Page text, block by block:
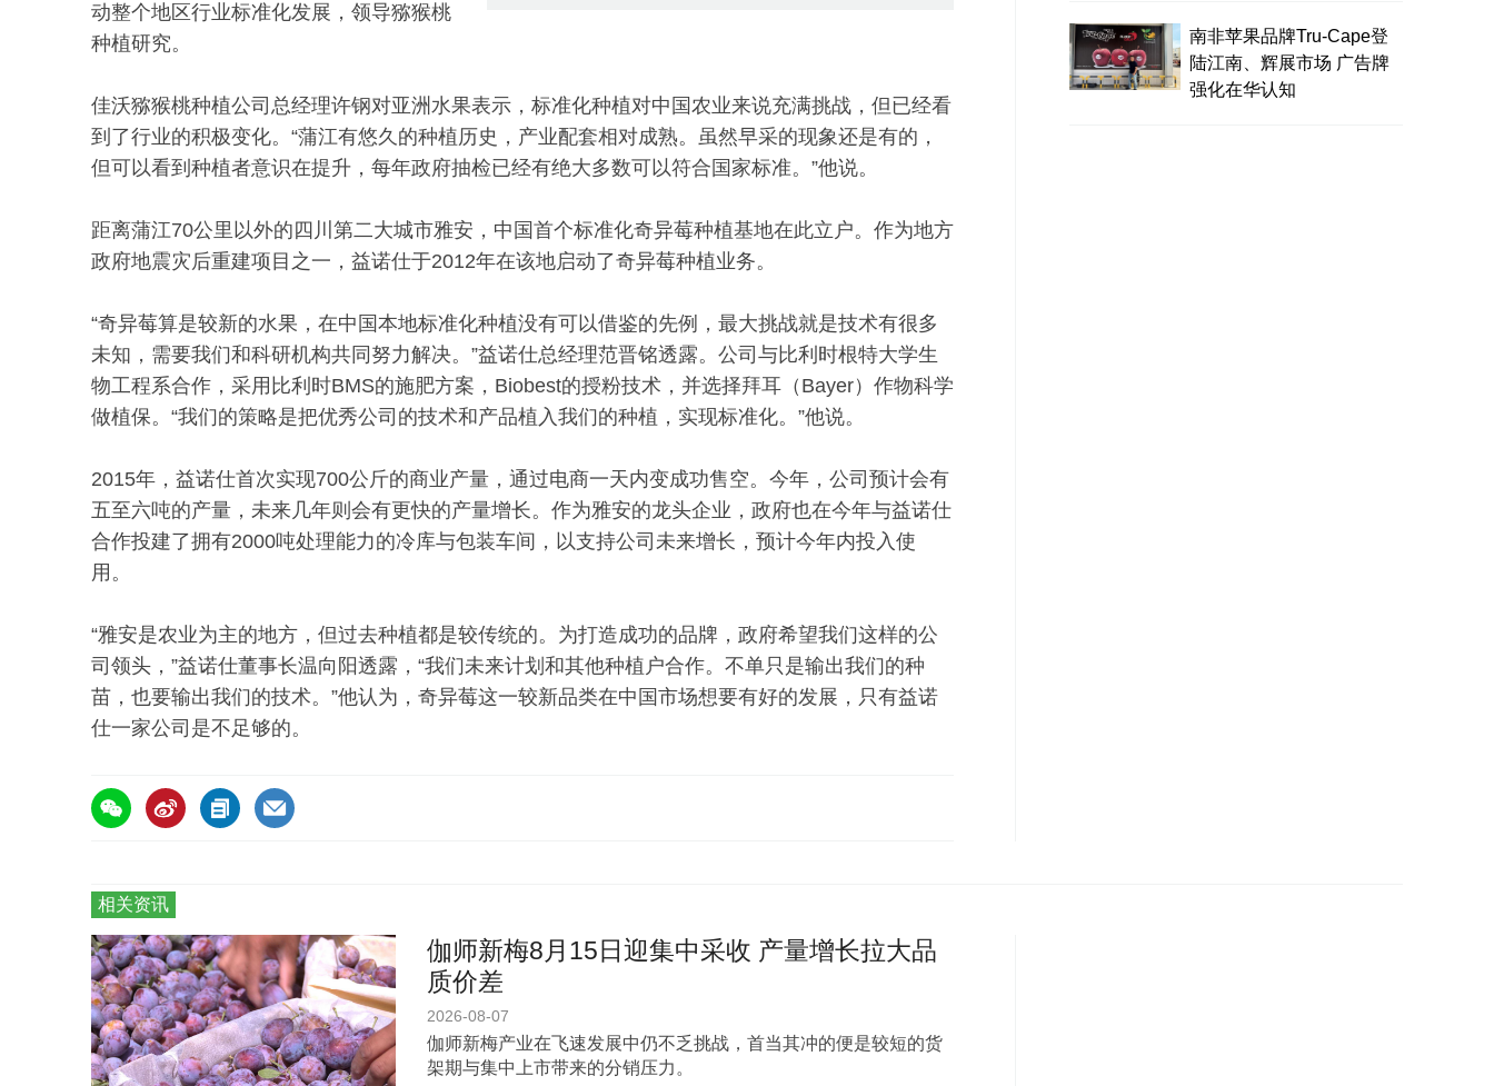
动整个地区行业标准化发展，领导猕猴桃
种植研究。
佳沃猕猴桃种植公司总经理许钢对亚洲水果表示，标准化种植对中国农业来说充满挑战，但已经看
到了行业的积极变化。“蒲江有悠久的种植历史，产业配套相对成熟。虽然早采的现象还是有的，
但可以看到种植者意识在提升，每年政府抽检已经有绝大多数可以符合国家标准。”他说。
距离蒲江70公里以外的四川第二大城市雅安，中国首个标准化奇异莓种植基地在此立户。作为地方
政府地震灾后重建项目之一，益诺仕于2012年在该地启动了奇异莓种植业务。
“奇异莓算是较新的水果，在中国本地标准化种植没有可以借鉴的先例，最大挑战就是技术有很多
未知，需要我们和科研机构共同努力解决。”益诺仕总经理范晋铭透露。公司与比利时根特大学生
物工程系合作，采用比利时BMS的施肥方案，Biobest的授粉技术，并选择拜耳（Bayer）作物科学
做植保。“我们的策略是把优秀公司的技术和产品植入我们的种植，实现标准化。”他说。
2015年，益诺仕首次实现700公斤的商业产量，通过电商一天内变成功售空。今年，公司预计会有
五至六吨的产量，未来几年则会有更快的产量增长。作为雅安的龙头企业，政府也在今年与益诺仕
合作投建了拥有2000吨处理能力的冷库与包装车间，以支持公司未来增长，预计今年内投入使
用。
“雅安是农业为主的地方，但过去种植都是较传统的。为打造成功的品牌，政府希望我们这样的公
司领头，”益诺仕董事长温向阳透露，“我们未来计划和其他种植户合作。不单只是输出我们的种
苗，也要输出我们的技术。”他认为，奇异莓这一较新品类在中国市场想要有好的发展，只有益诺
仕一家公司是不足够的。
南非苹果品牌Tru-Cape登
陆江南、辉展市场 广告牌
强化在华认知
相关资讯
伽师新梅8月15日迎集中采收 产量增长拉大品
质价差
2026-08-07
伽师新梅产业在飞速发展中仍不乏挑战，首当其冲的便是较短的货
架期与集中上市带来的分销压力。